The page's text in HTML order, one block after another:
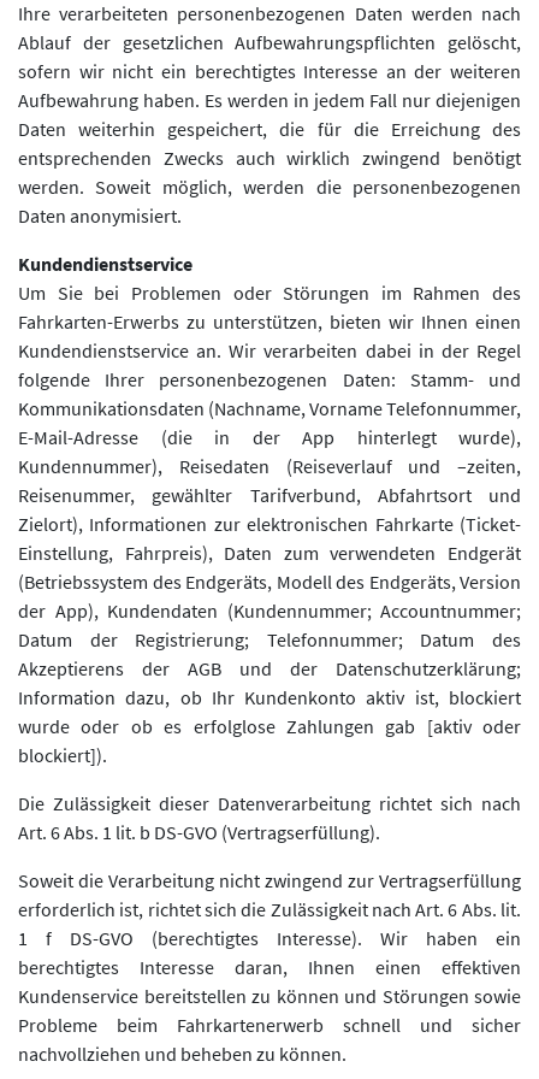
Ihre verarbeiteten personenbezogenen Daten werden nach
Ablauf der gesetzlichen Aufbewahrungspflichten gelöscht,
sofern wir nicht ein berechtigtes Interesse an der weiteren
Aufbewahrung haben. Es werden in jedem Fall nur diejenigen
Daten weiterhin gespeichert, die für die Erreichung des
entsprechenden Zwecks auch wirklich zwingend benötigt
werden. Soweit möglich, werden die personenbezogenen
Daten anonymisiert.
Kundendienstservice
Um Sie bei Problemen oder Störungen im Rahmen des
Fahrkarten-Erwerbs zu unterstützen, bieten wir Ihnen einen
Kundendienstservice an. Wir verarbeiten dabei in der Regel
folgende Ihrer personenbezogenen Daten: Stamm- und
Kommunikationsdaten (Nachname, Vorname Telefonnummer,
E-Mail-Adresse (die in der App hinterlegt wurde),
Kundennummer), Reisedaten (Reiseverlauf und –zeiten,
Reisenummer, gewählter Tarifverbund, Abfahrtsort und
Zielort), Informationen zur elektronischen Fahrkarte (Ticket-
Einstellung, Fahrpreis), Daten zum verwendeten Endgerät
(Betriebssystem des Endgeräts, Modell des Endgeräts, Version
der App), Kundendaten (Kundennummer; Accountnummer;
Datum der Registrierung; Telefonnummer; Datum des
Akzeptierens der AGB und der Datenschutzerklärung;
Information dazu, ob Ihr Kundenkonto aktiv ist, blockiert
wurde oder ob es erfolglose Zahlungen gab [aktiv oder
blockiert]).
Die Zulässigkeit dieser Datenverarbeitung richtet sich nach
Art. 6 Abs. 1 lit. b DS-GVO (Vertragserfüllung).
Soweit die Verarbeitung nicht zwingend zur Vertragserfüllung
erforderlich ist, richtet sich die Zulässigkeit nach Art. 6 Abs. lit.
1 f DS-GVO (berechtigtes Interesse). Wir haben ein
berechtigtes Interesse daran, Ihnen einen effektiven
Kundenservice bereitstellen zu können und Störungen sowie
Probleme beim Fahrkartenerwerb schnell und sicher
nachvollziehen und beheben zu können.